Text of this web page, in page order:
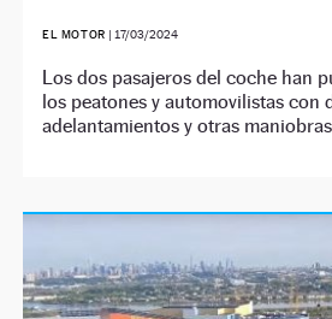
EL MOTOR | 17/03/2024
Los dos pasajeros del coche han
los peatones y automovilistas con
adelantamientos y otras